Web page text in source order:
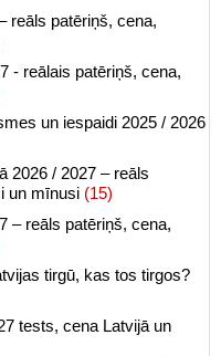
reāls patēriņš, cena,
- reālais patēriņš, cena,
un iespaidi 2025 / 2026
2026 / 2027 – reāls
un mīnusi (15)
– reāls patēriņš, cena,
tirgū, kas tos tirgos?
tests, cena Latvijā un